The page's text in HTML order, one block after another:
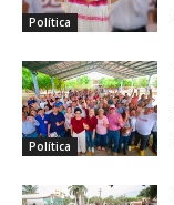
Política
Política